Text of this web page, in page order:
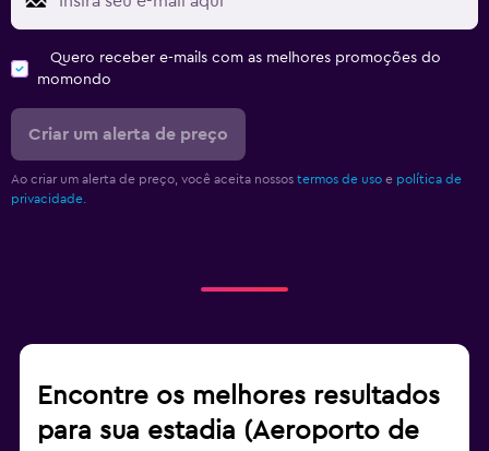
Quero receber e-mails com as melhores promoções do
momondo
Criar um alerta de preço
Ao criar um alerta de preço, você aceita nossos termos de uso e política de
privacidade.
Encontre os melhores resultados
para sua estadia (Aeroporto de